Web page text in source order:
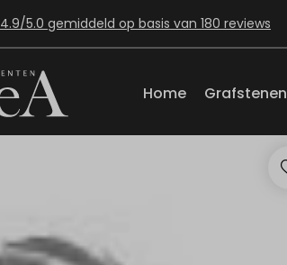
Home Grafstenen
4.9/5.0 gemiddeld op basis van 180 reviews